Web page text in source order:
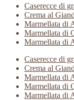
Caserecce di
Crema al
Marmellata di
Marmellata di
Marmellata di
Caserecce di
Crema al
Marmellata di
Marmellata di
Marmellata di